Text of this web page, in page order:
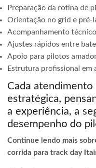
Preparação da rotina de
Orientação no grid e pré-
Acompanhamento
Ajustes rápidos entre
Apoio para pilotos
Estrutura profissional em
Cada
estratégica,
a experiência, a
desempenho do
Continue lendo mais
corrida para track day